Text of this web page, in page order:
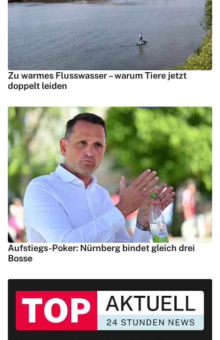
Zu warmes Flusswasser – warum Tiere jetzt
doppelt leiden
Aufstiegs-Poker: Nürnberg bindet gleich drei
Bosse